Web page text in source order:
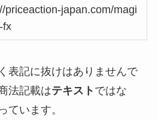
priceaction-japan.com/magi
fx
表記に抜けはありませんで
法記載はテキスト ではな
ています。